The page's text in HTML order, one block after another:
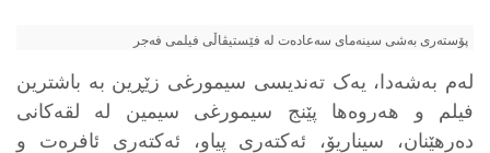
پۆستەری بەشی سینەمای سەعادەت لە فێستیڤاڵی فیلمی فەجر
لەم بەشەدا، یەک تەندیسی سیمورغی زێڕین بە باشترین
فیلم و هەروەها پێنج سیمورغی سیمین لە لقەکانی
دەرهێنان، سیناریۆ، ئەکتەری پیاو، ئەکتەری ئافرەت و